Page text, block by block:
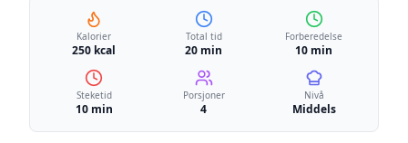
Kalorier
250 kcal
Total tid
20 min
Forberedelse
10 min
Steketid
10 min
Porsjoner
4
Nivå
Middels